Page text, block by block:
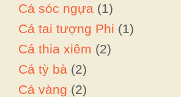
Cá sóc ngựa (1)
Cá tai tượng Phi (1)
Cá thia xiêm (2)
Cá tỳ bà (2)
Cá vàng (2)